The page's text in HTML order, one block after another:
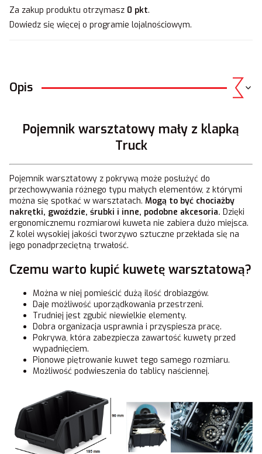
Za zakup produktu otrzymasz 0 pkt.
Dowiedz się więcej o programie lojalnościowym.
Opis
Pojemnik warsztatowy mały z klapką
Truck
Pojemnik warsztatowy z pokrywą może posłużyć do
przechowywania różnego typu małych elementów, z którymi
można się spotkać w warsztatach. Mogą to być chociażby
nakrętki, gwoździe, śrubki i inne, podobne akcesoria. Dzięki
ergonomicznemu rozmiarowi kuweta nie zabiera dużo miejsca.
Z kolei wysokiej jakości tworzywo sztuczne przekłada się na
jego ponadprzeciętną trwałość.
Czemu warto kupić kuwetę warsztatową?
Można w niej pomieścić dużą ilość drobiazgów.
Daje możliwość uporządkowania przestrzeni.
Trudniej jest zgubić niewielkie elementy.
Dobra organizacja usprawnia i przyspiesza pracę.
Pokrywa, która zabezpiecza zawartość kuwety przed
wypadnięciem.
Pionowe piętrowanie kuwet tego samego rozmiaru.
Możliwość podwieszenia do tablicy naściennej.